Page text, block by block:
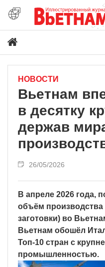
НОВОСТИ
Вьетнам
в десятку
держав
26/05/2026
В апреле 2026 года,
объём
заготовки) во
Вьетнам обошёл
Топ-10 стран с
промышленностью.